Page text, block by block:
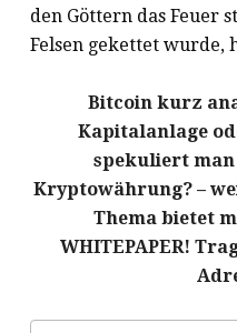
den Göttern das Feuer
Felsen gekettet wurde,
Bitcoin kurz
Kapitalanlage
spekuliert
Kryptowährung? –
Thema bietet
WHITEPAPER!